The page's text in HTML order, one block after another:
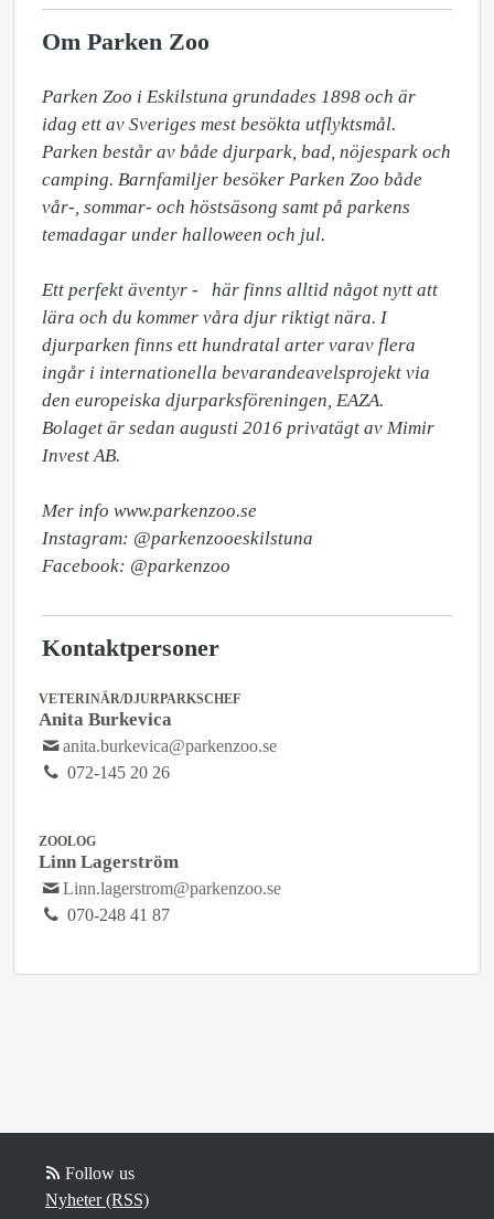
Om Parken Zoo
Parken Zoo i Eskilstuna grundades 1898 och är
idag ett av Sveriges mest besökta utflyktsmål.
Parken består av både djurpark, bad, nöjespark och
camping. Barnfamiljer besöker Parken Zoo både
vår-, sommar- och höstsäsong samt på parkens
temadagar under halloween och jul.
Ett perfekt äventyr -   här finns alltid något nytt att
lära och du kommer våra djur riktigt nära. I
djurparken finns ett hundratal arter varav flera
ingår i internationella bevarandeavelsprojekt via
den europeiska djurparksföreningen, EAZA.
Bolaget är sedan augusti 2016 privatägt av Mimir
Invest AB.
Mer info www.parkenzoo.se
Instagram: @parkenzooeskilstuna
Facebook: @parkenzoo
Kontaktpersoner
VETERINÄR/DJURPARKSCHEF
Anita Burkevica
anita.burkevica@parkenzoo.se
072-145 20 26
ZOOLOG
Linn Lagerström
Linn.lagerstrom@parkenzoo.se
070-248 41 87
Follow us
Nyheter (RSS)